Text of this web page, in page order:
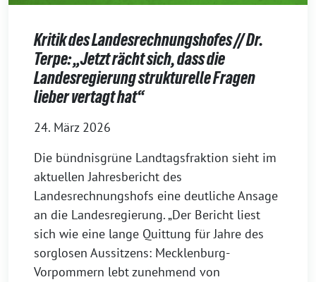
Kritik des Landesrechnungshofes // Dr.
Terpe: „Jetzt rächt sich, dass die
Landesregierung strukturelle Fragen
lieber vertagt hat“
24. März 2026
Die bündnisgrüne Landtagsfraktion sieht im
aktuellen Jahresbericht des
Landesrechnungshofs eine deutliche Ansage
an die Landesregierung. „Der Bericht liest
sich wie eine lange Quittung für Jahre des
sorglosen Aussitzens: Mecklenburg-
Vorpommern lebt zunehmend von